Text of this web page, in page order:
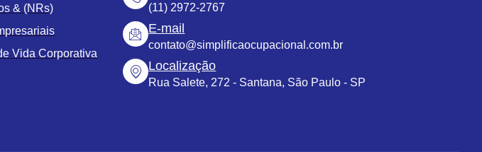
& (NRs)
Vida Corporativa
(11) 2972-2767
E-mail
contato@simplificaocupacional.com.br
Localização
Rua Salete, 272 - Santana, São Paulo - SP